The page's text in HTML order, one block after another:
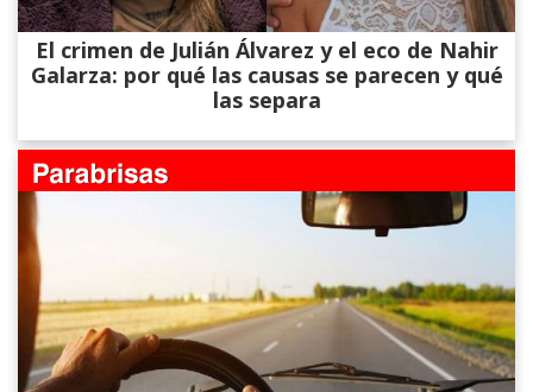
El crimen de Julián Álvarez y el eco de Nahir
Galarza: por qué las causas se parecen y qué
las separa